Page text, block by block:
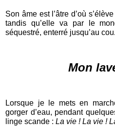
Son âme est l’âtre d’où
tandis qu’elle va par le
séquestré, enterré jusqu’au cou.
Mon
Lorsque je le mets en
gorger d’eau, pendant
linge scande : La vie ! La vie !